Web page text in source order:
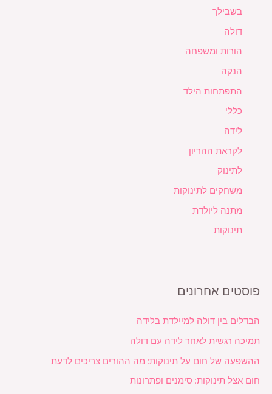
בשבילך
דולה
הורות ומשפחה
הנקה
התפתחות הילד
כללי
לידה
לקראת ההריון
לתינוק
משחקים לתינוקות
מתנה ליולדת
תינוקות
פוסטים אחרונים
הבדלים בין דולה למיילדת בלידה
תמיכה רגשית לאחר לידה עם דולה
ההשפעה של חום על תינוקות: מה ההורים צריכים לדעת
חום אצל תינוקות: סימנים ופתרונות